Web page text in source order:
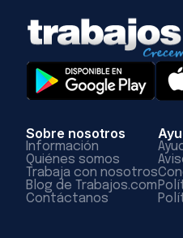
Sobre nosotros
Información
Quiénes somos
Trabaja con nosotros
Blog de Trabajos.com
Contáctanos